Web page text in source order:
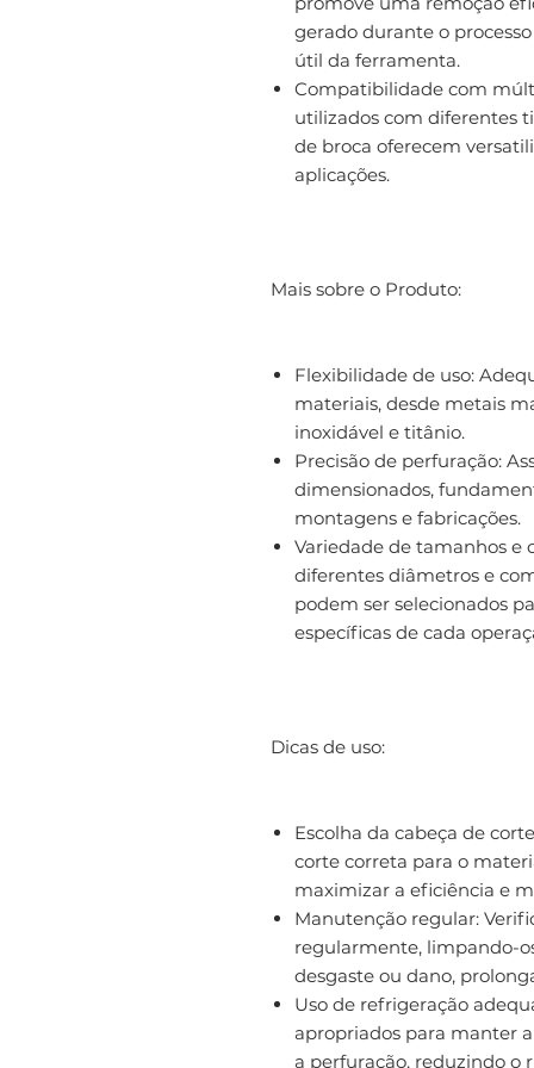
gerado durante o
útil da ferramenta.
Compatibilidade com
utilizados com diferentes
de broca oferecem
aplicações.
Mais sobre o Produto:
Flexibilidade de uso:
materiais, desde metais
inoxidável e titânio.
Precisão de perfuração:
dimensionados,
montagens e fabricações.
Variedade de tamanhos e
diferentes diâmetros e
podem ser selecionados
específicas de cada
Dicas de uso:
Escolha da cabeça de
corte correta para o
maximizar a eficiência e
Manutenção regular:
regularmente, limpando-
desgaste ou dano,
Uso de refrigeração
apropriados para manter
a perfuração, reduzindo o